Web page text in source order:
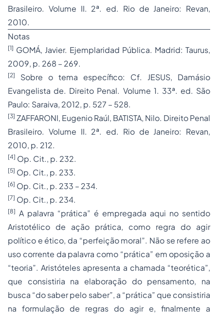
Brasileiro. Volume II. 2ª. ed. Rio de Janeiro: Revan,
2010.
Notas
[1] GOMÁ, Javier. Ejemplaridad Pública. Madrid: Taurus,
2009, p. 268 – 269.
[2]
Sobre o tema específico: Cf. JESUS, Damásio
Evangelista de. Direito Penal. Volume 1. 33ª. ed. São
Paulo: Saraiva, 2012, p. 527 – 528.
[3] ZAFFARONI, Eugenio Raúl, BATISTA, Nilo. Direito Penal
Brasileiro. Volume II. 2ª. ed. Rio de Janeiro: Revan,
2010, p. 212.
[4] Op. Cit., p. 232.
[5] Op. Cit., p. 233.
[6] Op. Cit., p. 233 – 234.
[7] Op. Cit., p. 234.
[8] A palavra “prática” é empregada aqui no sentido
Aristotélico de ação prática, como regra do agir
político e ético, da “perfeição moral”. Não se refere ao
uso corrente da palavra como “prática” em oposição a
“teoria”. Aristóteles apresenta a chamada “teorética”,
que consistiria na elaboração do pensamento, na
busca “do saber pelo saber”, a “prática” que consistiria
na formulação de regras do agir e, finalmente a